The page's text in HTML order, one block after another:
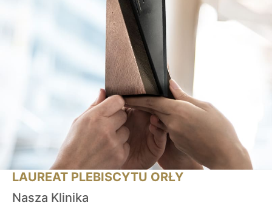
LAUREAT PLEBISCYTU ORŁY
Nasza Klinika